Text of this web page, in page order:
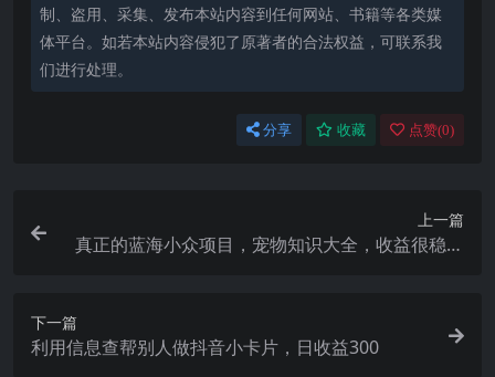
制、盗用、采集、发布本站内容到任何网站、书籍等各类媒
体平台。如若本站内容侵犯了原著者的合法权益，可联系我
们进行处理。
分享 收藏 点赞(0)
上一篇
真正的蓝海小众项目，宠物知识大全，收益很稳定
下一篇
利用信息查帮别人做抖音小卡片，日收益300